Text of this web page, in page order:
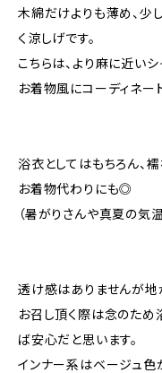
木綿だけよりも薄め、少
く涼しげです。
こちらは、より麻に近いシ
お着物風にコーディネ
浴衣としてはもちろん、
お着物代わりにも◎
（暑がりさんや真夏の気
透け感はありませんが地
お召し頂く際は念のため
ば安心だと思います。
インナー系はベージュ